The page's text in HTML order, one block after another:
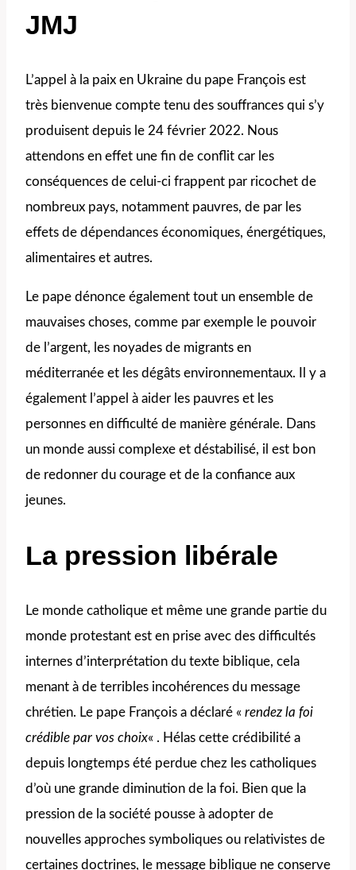
JMJ
L’appel à la paix en Ukraine du pape François est
très bienvenue compte tenu des souffrances qui s’y
produisent depuis le 24 février 2022. Nous
attendons en effet une fin de conflit car les
conséquences de celui-ci frappent par ricochet de
nombreux pays, notamment pauvres, de par les
effets de dépendances économiques, énergétiques,
alimentaires et autres.
Le pape dénonce également tout un ensemble de
mauvaises choses, comme par exemple le pouvoir
de l’argent, les noyades de migrants en
méditerranée et les dégâts environnementaux. Il y a
également l’appel à aider les pauvres et les
personnes en difficulté de manière générale. Dans
un monde aussi complexe et déstabilisé, il est bon
de redonner du courage et de la confiance aux
jeunes.
La pression libérale
Le monde catholique et même une grande partie du
monde protestant est en prise avec des difficultés
internes d’interprétation du texte biblique, cela
menant à de terribles incohérences du message
chrétien. Le pape François a déclaré « rendez la foi
crédible par vos choix« . Hélas cette crédibilité a
depuis longtemps été perdue chez les catholiques
d’où une grande diminution de la foi. Bien que la
pression de la société pousse à adopter de
nouvelles approches symboliques ou relativistes de
certaines doctrines, le message biblique ne conserve